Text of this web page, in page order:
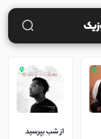
از شب بپرسید